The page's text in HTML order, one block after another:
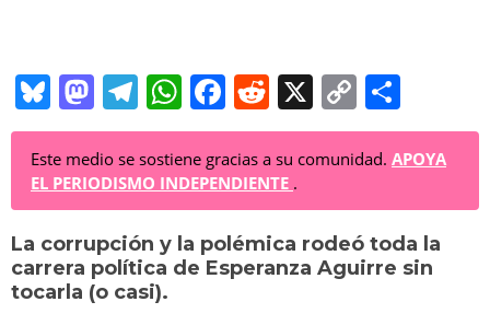
Bl
u
e
sk
y
M
a
st
o
d
o
T
el
e
gr
a
m
W
h
at
s
A
p
F
a
c
e
b
o
R
e
d
di
t
X
C
o
p
y
Li
n
o
m
p
ar
tir
Este medio se sostiene gracias a su comunidad. APOYA
EL PERIODISMO INDEPENDIENTE .
La corrupción y la polémica rodeó toda la
carrera política de Esperanza Aguirre sin
tocarla (o casi).